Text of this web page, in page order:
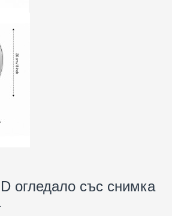
огледало със снимка